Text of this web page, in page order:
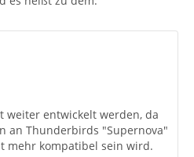
weiter entwickelt werden, da
an Thunderbirds "Supernova"
mehr kompatibel sein wird.